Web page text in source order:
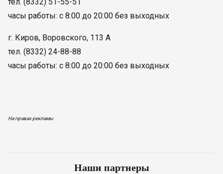
часы работы: с 8:00 до 20:00 без выходных
г. Киров, Воровского, 113 А
тел. (8332) 24-88-88
часы работы: с 8:00 до 20:00 без выходных
На правах рекламы
Наши партнеры